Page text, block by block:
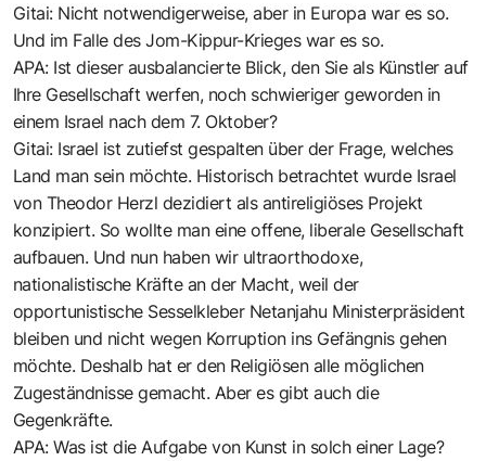
Gitai: Nicht notwendigerweise, aber in Europa war es so.
Und im Falle des Jom-Kippur-Krieges war es so.
APA: Ist dieser ausbalancierte Blick, den Sie als Künstler auf
Ihre Gesellschaft werfen, noch schwieriger geworden in
einem Israel nach dem 7. Oktober?
Gitai: Israel ist zutiefst gespalten über der Frage, welches
Land man sein möchte. Historisch betrachtet wurde Israel
von Theodor Herzl dezidiert als antireligiöses Projekt
konzipiert. So wollte man eine offene, liberale Gesellschaft
aufbauen. Und nun haben wir ultraorthodoxe,
nationalistische Kräfte an der Macht, weil der
opportunistische Sesselkleber Netanjahu Ministerpräsident
bleiben und nicht wegen Korruption ins Gefängnis gehen
möchte. Deshalb hat er den Religiösen alle möglichen
Zugeständnisse gemacht. Aber es gibt auch die
Gegenkräfte.
APA: Was ist die Aufgabe von Kunst in solch einer Lage?